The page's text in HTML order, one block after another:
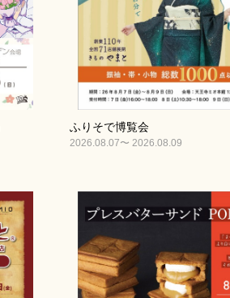
ふりそで博覧会
2026.08.07〜 2026.08.09